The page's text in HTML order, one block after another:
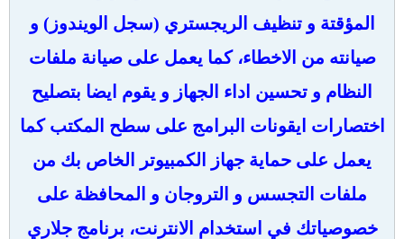
المؤقتة و تنظيف الريجستري (سجل الويندوز) و
صيانته من الاخطاء، كما يعمل على صيانة ملفات
النظام و تحسين اداء الجهاز و يقوم ايضا بتصليح
اختصارات ايقونات البرامج على سطح المكتب كما
يعمل على حماية جهاز الكمبيوتر الخاص بك من
ملفات التجسس و التروجان و المحافظة على
خصوصياتك في استخدام الانترنت، برنامج جلاري